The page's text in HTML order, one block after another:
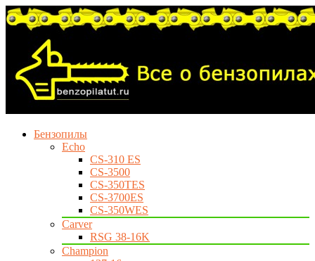
Бензопилы
Echo
CS-310 ES
CS-3500
CS-350TES
CS-3700ES
CS-350WES
Carver
RSG 38-16K
Champion